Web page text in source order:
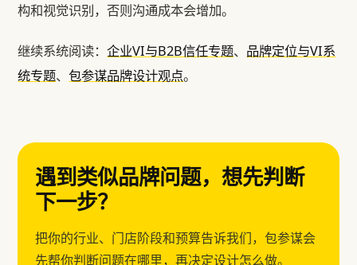
构和视觉识别，否则沟通成本会增加。
继续系统阅读：企业VI与B2B信任专题、 品牌定位与VI系
统专题、包参谋品牌设计观点。
遇到类似品牌问题，想先判断
下一步？
把你的行业、门店阶段和预算告诉我们，包参谋会
先帮你判断问题在哪里，再决定设计怎么做。